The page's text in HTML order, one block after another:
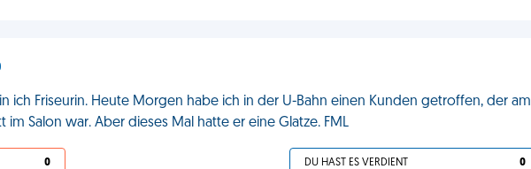
ich Friseurin. Heute Morgen habe ich in der U-Bahn einen Kunden getroffen, der am
im Salon war. Aber dieses Mal hatte er eine Glatze. FML
0 DU HAST ES VERDIENT 0